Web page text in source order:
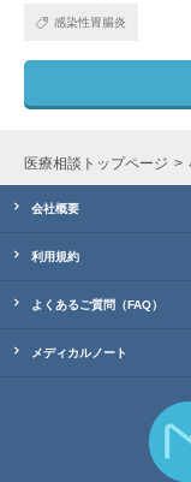
感染性胃腸炎
医療相談トップページ
会社概要
利用規約
よくあるご質問（FAQ）
メディカルノート